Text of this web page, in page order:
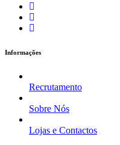
Informações
Recrutamento
Sobre Nós
Lojas e Contactos